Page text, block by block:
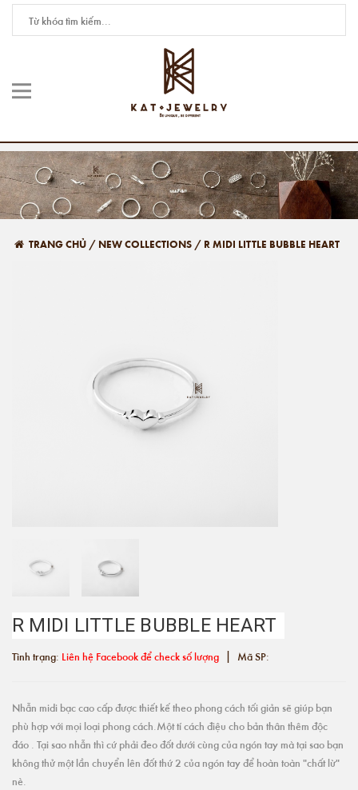
TRANG CHỦ / NEW COLLECTIONS / R MIDI LITTLE BUBBLE HEART
R MIDI LITTLE BUBBLE HEART
Tình trạng: Liên hệ Facebook để check số lượng | Mã SP:
Nhẫn midi bạc cao cấp được thiết kế theo phong cách tối giản sẽ giúp bạn
phù hợp với mọi loại phong cách.Một tí cách điệu cho bản thân thêm độc
đáo . Tại sao nhẫn thì cứ phải đeo đốt dưới cùng của ngón tay mà tại sao bạn
không thử một lần chuyển lên đốt thứ 2 của ngón tay để hoàn toàn "chất lừ"
nè.